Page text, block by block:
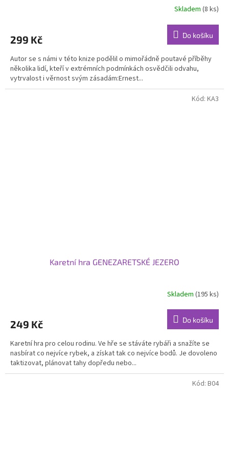
je
z
5
hvězdiček.
Skladem(8 ks)
299 Kč Do košíku
Autor se s námi v této knize podělil o mimořádně poutavé příběhy
několika lidí, kteří v extrémních podmínkách osvědčili odvahu,
vytrvalost i věrnost svým zásadám:Ernest...
Karetní hra GENEZARETSKÉ JEZERO
Skladem (195 ks)
249 Kč Do košíku
Karetní hra pro celou rodinu. Ve hře se stáváte rybáři a snažíte se
nasbírat co nejvíce rybek, a získat tak co nejvíce bodů. Je dovoleno
taktizovat, plánovat tahy dopředu nebo...
Kód: KA3
Kód: B04